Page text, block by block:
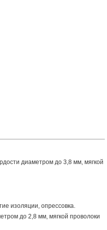
диаметром до 3,8 мм, мягкой
изоляции, опрессовка.
до 2,8 мм, мягкой проволоки